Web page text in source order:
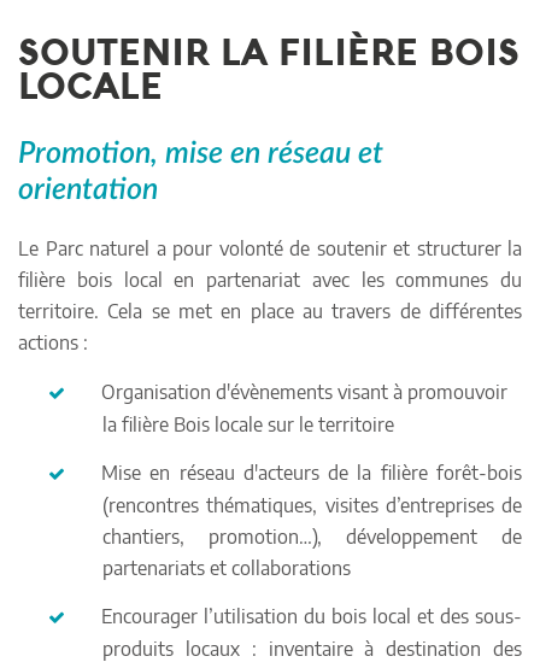
SOUTENIR LA FILIÈRE BOIS
LOCALE
Promotion, mise en réseau et
orientation
Le Parc naturel a pour volonté de soutenir et structurer la
filière bois local en partenariat avec les communes du
territoire. Cela se met en place au travers de différentes
actions :
Organisation d'évènements visant à promouvoir
la filière Bois locale sur le territoire
Mise en réseau d'acteurs de la filière forêt-bois
(rencontres thématiques, visites d’entreprises de
chantiers, promotion…), développement de
partenariats et collaborations
Encourager l’utilisation du bois local et des sous-
produits locaux : inventaire à destination des